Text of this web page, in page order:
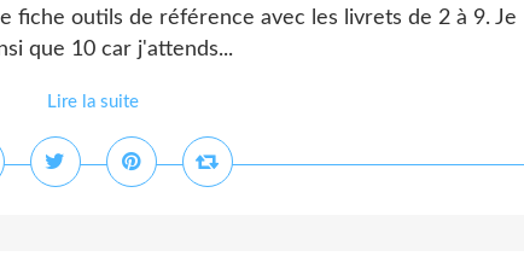
fiche outils de référence avec les livrets de 2 à 9. Je
que 10 car j'attends...
Lire la suite